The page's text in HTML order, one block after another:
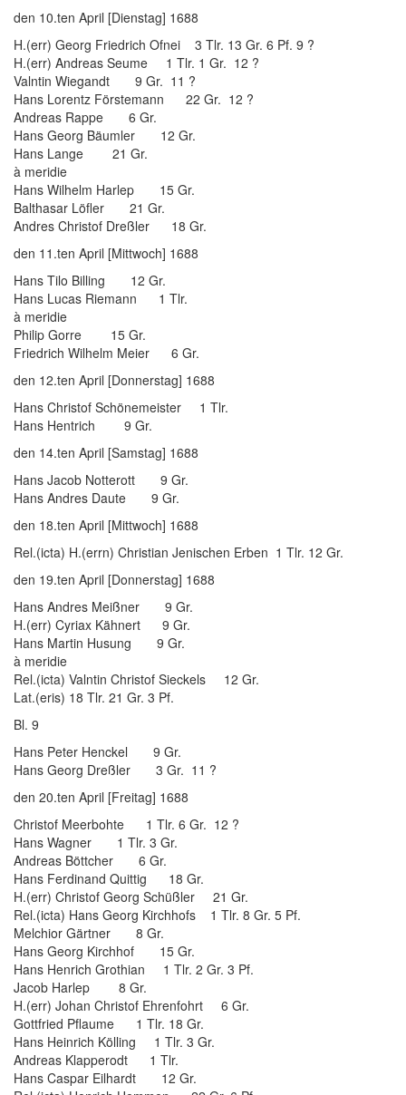
den 10.ten April [Dienstag] 1688
H.(err) Georg Friedrich Ofnei 3 Tlr. 13 Gr. 6 Pf. 9 ?
H.(err) Andreas Seume 1 Tlr. 1 Gr. 12 ?
Valntin Wiegandt 9 Gr. 11 ?
Hans Lorentz Förstemann 22 Gr. 12 ?
Andreas Rappe 6 Gr.
Hans Georg Bäumler 12 Gr.
Hans Lange 21 Gr.
à meridie
Hans Wilhelm Harlep 15 Gr.
Balthasar Löfler 21 Gr.
Andres Christof Dreßler 18 Gr.
den 11.ten April [Mittwoch] 1688
Hans Tilo Billing 12 Gr.
Hans Lucas Riemann 1 Tlr.
à meridie
Philip Gorre 15 Gr.
Friedrich Wilhelm Meier 6 Gr.
den 12.ten April [Donnerstag] 1688
Hans Christof Schönemeister 1 Tlr.
Hans Hentrich 9 Gr.
den 14.ten April [Samstag] 1688
Hans Jacob Notterott 9 Gr.
Hans Andres Daute 9 Gr.
den 18.ten April [Mittwoch] 1688
Rel.(icta) H.(errn) Christian Jenischen Erben 1 Tlr. 12 Gr.
den 19.ten April [Donnerstag] 1688
Hans Andres Meißner 9 Gr.
H.(err) Cyriax Kähnert 9 Gr.
Hans Martin Husung 9 Gr.
à meridie
Rel.(icta) Valntin Christof Sieckels 12 Gr.
Lat.(eris) 18 Tlr. 21 Gr. 3 Pf.
Bl. 9
Hans Peter Henckel 9 Gr.
Hans Georg Dreßler 3 Gr. 11 ?
den 20.ten April [Freitag] 1688
Christof Meerbohte 1 Tlr. 6 Gr. 12 ?
Hans Wagner 1 Tlr. 3 Gr.
Andreas Böttcher 6 Gr.
Hans Ferdinand Quittig 18 Gr.
H.(err) Christof Georg Schüßler 21 Gr.
Rel.(icta) Hans Georg Kirchhofs 1 Tlr. 8 Gr. 5 Pf.
Melchior Gärtner 8 Gr.
Hans Georg Kirchhof 15 Gr.
Hans Henrich Grothian 1 Tlr. 2 Gr. 3 Pf.
Jacob Harlep 8 Gr.
H.(err) Johan Christof Ehrenfohrt 6 Gr.
Gottfried Pflaume 1 Tlr. 18 Gr.
Hans Heinrich Kölling 1 Tlr. 3 Gr.
Andreas Klapperodt 1 Tlr.
Hans Caspar Eilhardt 12 Gr.